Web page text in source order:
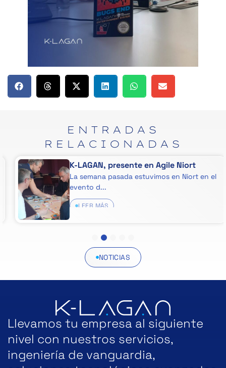
ENTRADAS
RELACIONADAS
K-LAGAN, presente en Agile Niort
La semana pasada estuvimos en Niort en el
evento d...
LEER MÁS
5
NOTICIAS
Llevamos tu empresa al siguiente
nivel con nuestros servicios,
ingeniería de vanguardia,